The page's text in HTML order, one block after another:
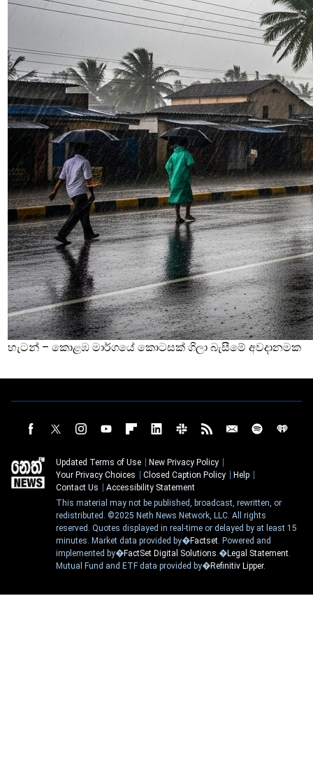
හැටන් – කොළඹ මාර්ගයේ කොටසක් ගිලා බැසීමේ අවදානමක
Updated Terms of Use
New Privacy Policy
Your Privacy Choices
Closed Caption Policy
Help
Contact Us
Accessibility Statement
This material may not be published, broadcast, rewritten, or
redistributed. ©2025 Neth News Network, LLC. All rights
reserved. Quotes displayed in real-time or delayed by at least 15
minutes. Market data provided by�Factset. Powered and
implemented by�FactSet Digital Solutions.�Legal Statement.
Mutual Fund and ETF data provided by�Refinitiv Lipper.